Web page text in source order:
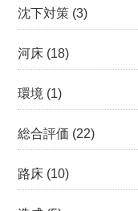
沈下対策 (3)
河床 (18)
環境 (1)
総合評価 (22)
路床 (10)